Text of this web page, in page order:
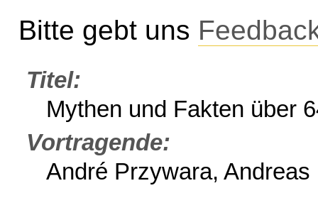
Bitte gebt uns
Titel
Mythen und Fakten über
Vortragende
André Przywara, Andreas